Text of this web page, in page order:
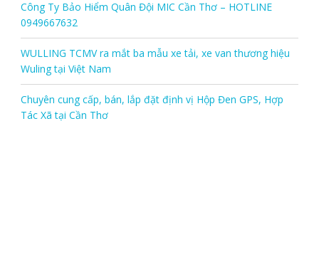
Công Ty Bảo Hiểm Quân Đội MIC Cần Thơ – HOTLINE
0949667632
WULLING TCMV ra mắt ba mẫu xe tải, xe van thương hiệu
Wuling tại Việt Nam
Chuyên cung cấp, bán, lắp đặt định vị Hộp Đen GPS, Hợp
Tác Xã tại Cần Thơ